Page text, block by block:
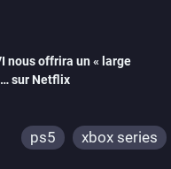
nous offrira un « large
sur Netflix
ps5 xbox series